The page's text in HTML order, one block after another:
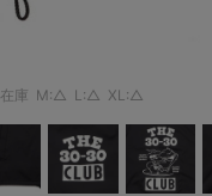
在庫 M:△ L:△ XL:△